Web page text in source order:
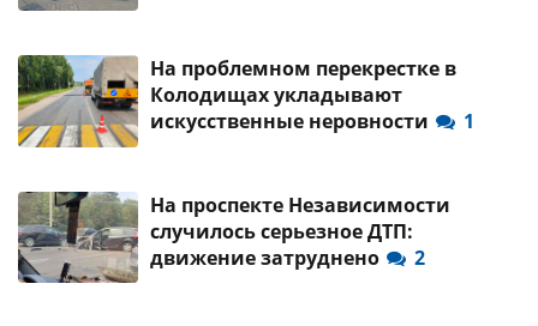
На проблемном перекрестке в
Колодищах укладывают
искусственные неровности
1
На проспекте Независимости
случилось серьезное ДТП:
движение затруднено
2